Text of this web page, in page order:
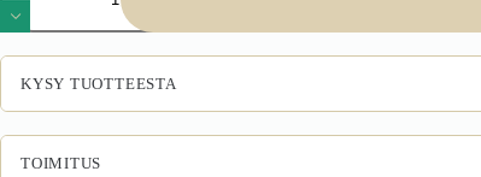
72/31
kaapin
päätypaneeli,
väri:
matta
määrä
KYSY TUOTTEESTA
TOIMITUS